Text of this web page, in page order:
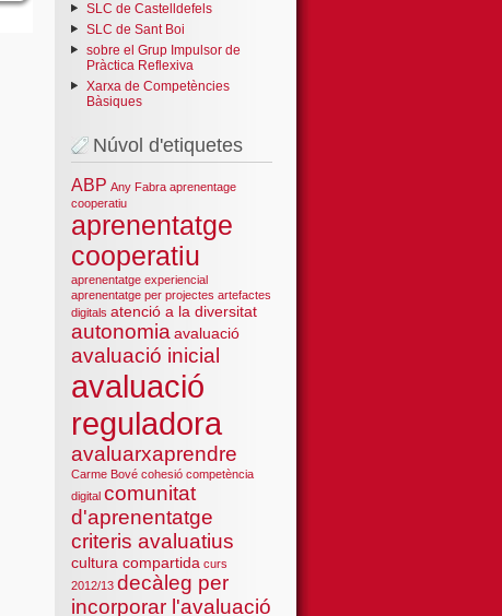
SLC de Castelldefels
SLC de Sant Boi
sobre el Grup Impulsor de
Pràctica Reflexiva
Xarxa de Competències
Bàsiques
Núvol d'etiquetes
ABP Any Fabra aprenentage
cooperatiu
aprenentatge
cooperatiu
aprenentatge experiencial
aprenentatge per projectes artefactes
digitals atenció a la diversitat
autonomia avaluació
avaluació inicial
avaluació
reguladora
avaluarxaprendre
Carme Bové cohesió competència
digital comunitat
d'aprenentatge
criteris avaluatius
cultura compartida curs
2012/13 decàleg per
incorporar l'avaluació